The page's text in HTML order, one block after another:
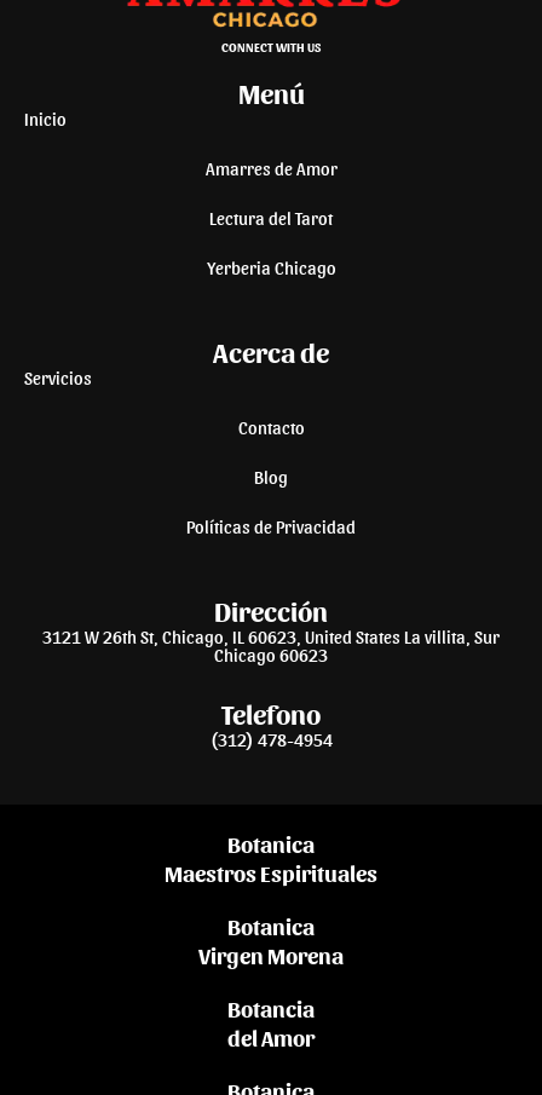
CONNECT WITH US
Menú
Inicio
Amarres de Amor
Lectura del Tarot
Yerberia Chicago
Acerca de
Servicios
Contacto
Blog
Políticas de Privacidad
Dirección
3121 W 26th St, Chicago, IL 60623, United States La villita, Sur
Chicago 60623
Telefono
(312) 478-4954
Botanica
Maestros Espirituales
Botanica
Virgen Morena
Botancia
del Amor